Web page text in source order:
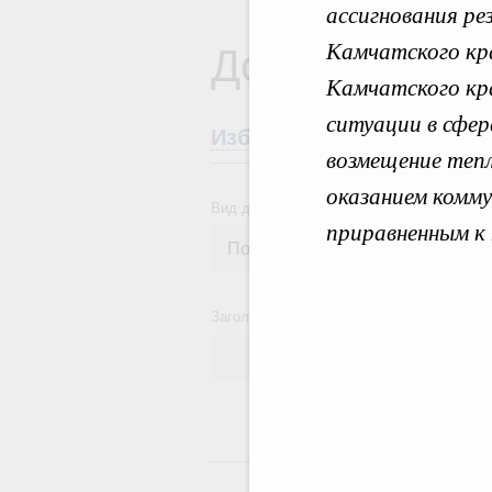
ассигнования
Камчатского
Камчатского
ситуации в
возмещение
оказанием
приравненным
Документы
Избранные документы
Вид документа
Заголовок или текст документа